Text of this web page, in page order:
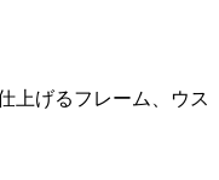
上げるフレーム、ウス